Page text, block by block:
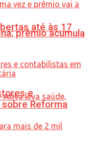
até às 17
prêmio acumula
e
Reforma